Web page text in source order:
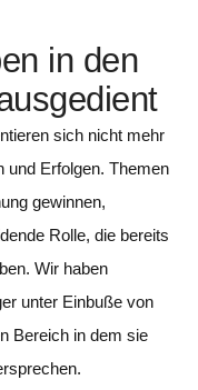
in den
sich nicht mehr
und Erfolgen. Themen
gewinnen,
Rolle, die bereits
Wir haben
unter Einbuße von
Bereich in dem sie